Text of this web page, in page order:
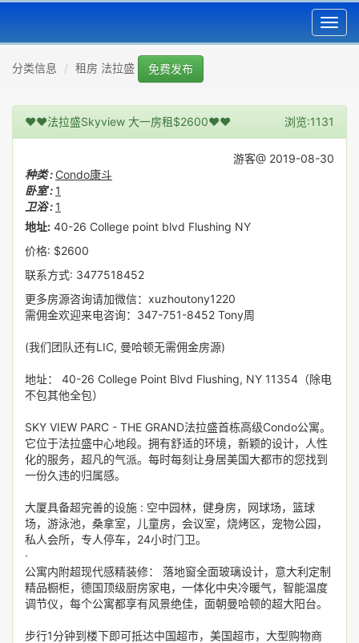
分类信息 租房 法拉盛 免费发布
❤❤法拉盛Skyview 大一房租$2600❤❤ 浏览:1131
游客@ 2019-08-30
种类 : Condo康斗
卧室 : 1
卫浴 : 1
地址: 40-26 College point blvd Flushing NY
价格: $2600
联系方式: 3477518452
更多房源咨询请加微信：xuzhoutony1220
需佣金欢迎来电咨询：347-751-8452 Tony周
(我们团队还有LIC, 曼哈顿无需佣金房源)
地址： 40-26 College Point Blvd Flushing, NY 11354（除电
不包其他全包）
SKY VIEW PARC - THE GRAND法拉盛首栋高级Condo公寓。
它位于法拉盛中心地段。拥有舒适的环境，新颖的设计，人性
化的服务，超凡的气派。每时每刻让身居美国大都市的您找到
一份久违的归属感。
大厦具备超完善的设施 : 空中园林，健身房，网球场，篮球
场，游泳池，桑拿室，儿童房，会议室，烧烤区，宠物公园，
私人会所，专人停车，24小时门卫。
·
公寓内附超现代感精装修： 落地窗全面玻璃设计，意大利定制
精品橱柜，德国顶级厨房家电，一体化中央冷暖气，智能温度
调节仪，每个公寓都享有风景绝佳，面朝曼哈顿的超大阳台。
步行1分钟到楼下即可抵达中国超市，美国超市，大型购物商